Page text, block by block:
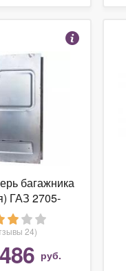
багажника
ГАЗ 2705-
21 для ГАЗ
24)
руб.